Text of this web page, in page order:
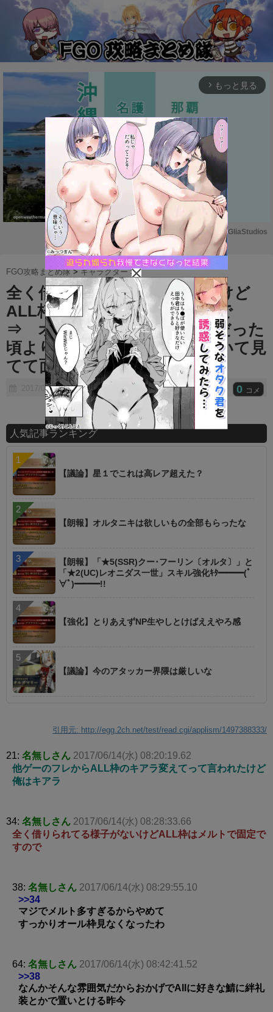
arrow_forward_ios もっと見る
M
u
t
e
Powered by GliaStudios
FGO攻略まとめ隊 >キャラクター >
全く借りられてる様子がないけど
ALL枠はメルトで固定ですので
⇒ オール枠は邪ンヌ専用枠だった
頃よりは趣味に走ってるのもいて見
てて面白い
2017/06/14 0 コメ
人気記事ランキング
【議論】星１でこれは高レア超えた？
【朗報】オルタニキは欲しいもの全部もらったな
【朗報】「★5(SSR)クー･フーリン〔オルタ〕」と
「★2(UC)レオニダス一世」スキル強化ｷﾀ━━━(ﾟ
∀ﾟ)━━━!!
【強化】とりあえずNP生やしとけばええやろ感
【議論】今のアタッカー界隈は厳しいな
引用元: http://egg.2ch.net/test/read.cgi/applism/1497388333/
21: 名無しさん 2017/06/14(水) 08:20:19.62
他ゲーのフレからALL枠のキアラ変えてって言われたけど
俺はキアラ
34: 名無しさん 2017/06/14(水) 08:28:33.66
全く借りられてる様子がないけどALL枠はメルトで固定で
すので
38: 名無しさん 2017/06/14(水) 08:29:55.10
>>34
マジでメルト多すぎるからやめて
すっかりオール枠見なくなったわ
64: 名無しさん 2017/06/14(水) 08:42:41.52
>>38
なんかそんな雰囲気だからおかげでAllに好きな鯖に絆礼
装とかで置いとける昨今